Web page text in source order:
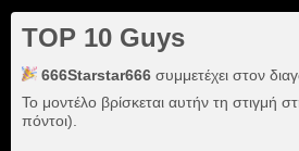
TOP 10 Guys
666Starstar666 συμμετέχει στον
Το μοντέλο βρίσκεται αυτήν τη στιγμή
πόντοι).